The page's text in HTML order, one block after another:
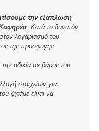
την εξάπλωση
. Κατά το δυνατόν
λογαριασμό του
της προσφυγής.
αδικία σε βάρος του
στοιχείων για
ζητάμε είναι να